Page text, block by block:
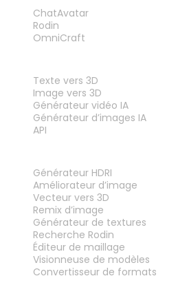
ChatAvatar
Rodin
OmniCraft
Texte vers 3D
Image vers 3D
Générateur vidéo IA
Générateur d’images IA
API
Générateur HDRI
Améliorateur d’image
Vecteur vers 3D
Remix d’image
Générateur de textures
Recherche Rodin
Éditeur de maillage
Visionneuse de modèles
Convertisseur de formats